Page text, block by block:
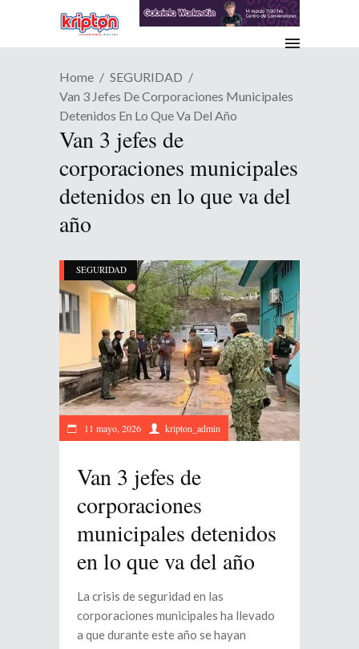
Home
SEGURIDAD
Van 3 Jefes De Corporaciones Municipales
Detenidos En Lo Que Va Del Año
Van 3 jefes de
corporaciones municipales
detenidos en lo que va del
año
SEGURIDAD
11 mayo, 2026 kripton_admin
Van 3 jefes de
corporaciones
municipales detenidos
en lo que va del año
La crisis de seguridad en las
corporaciones municipales ha llevado
a que durante este año se hayan